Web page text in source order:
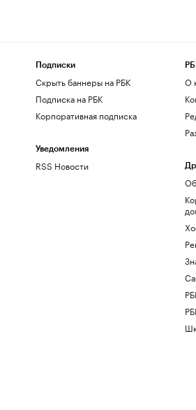
Подписки
Скрыть баннеры на РБК
Подписка на РБК
Корпоративная подписка
Уведомления
RSS Новости
О